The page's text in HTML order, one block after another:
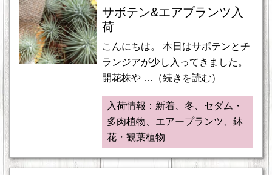
サボテン&エアプランツ入
荷
こんにちは。 本日はサボテンとチ
ランジアが少し入ってきました。
開花株や …（続きを読む）
入荷情報：新着、冬、セダム・
多肉植物、エアープランツ、鉢
花・観葉植物